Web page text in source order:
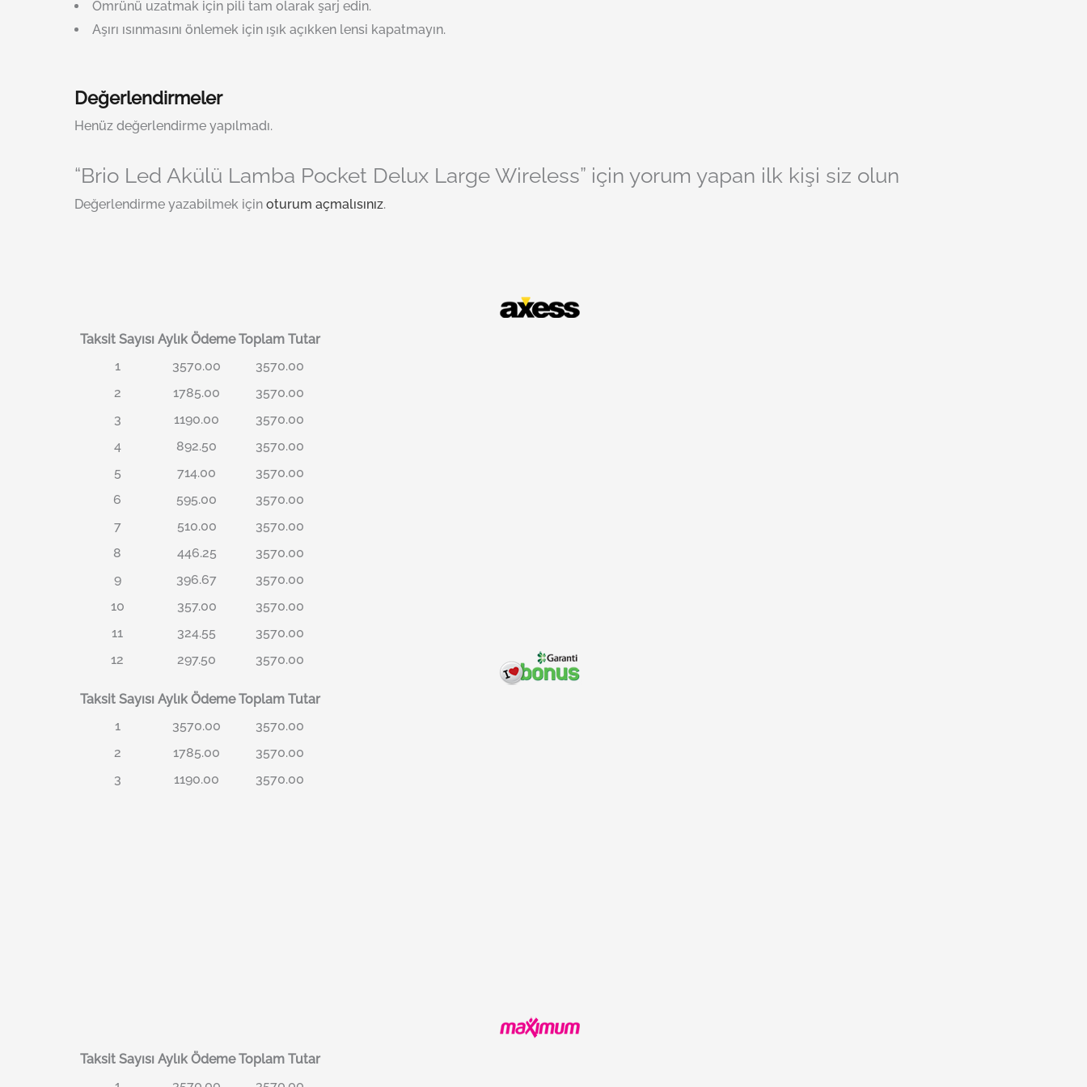
Ömrünü uzatmak için pili tam olarak şarj edin.
Aşırı ısınmasını önlemek için ışık açıkken lensi kapatmayın.
Değerlendirmeler
Henüz değerlendirme yapılmadı.
“Brio Led Akülü Lamba Pocket Delux Large Wireless” için yorum yapan ilk kişi siz olun
Değerlendirme yazabilmek için oturum açmalısınız.
Taksit Sayısı Aylık Ödeme Toplam Tutar
1
3570.00
3570.00
2
1785.00
3570.00
3
1190.00
3570.00
4
892.50
3570.00
5
714.00
3570.00
6
595.00
3570.00
7
510.00
3570.00
8
446.25
3570.00
9
396.67
3570.00
10
357.00
3570.00
11
324.55
3570.00
12
297.50 3570.00
Taksit Sayısı Aylık Ödeme Toplam Tutar
1
3570.00
3570.00
2
1785.00
3570.00
3
1190.00 3570.00
Taksit Sayısı Aylık Ödeme Toplam Tutar